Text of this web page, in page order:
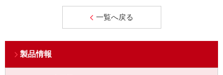
一覧へ戻る
製品情報